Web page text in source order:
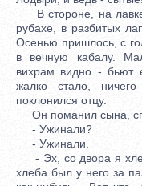
В стороне, на лавке
рубахе, в разбитых
Осенью пришлось, с
в вечную кабалу.
вихрам видно - бьют
жалко стало,
поклонился отцу.
Он поманил сына,
- Ужинали?
- Ужинали.
- Эх, со двора я
хлеба был у него за